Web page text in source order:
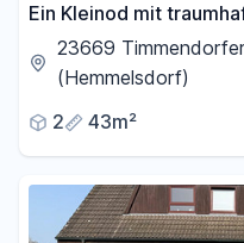
Ein Kleinod mit traumhaften Blick und direktem
Seezugang in
23669
(Hemmelsdorf)
2
43m²